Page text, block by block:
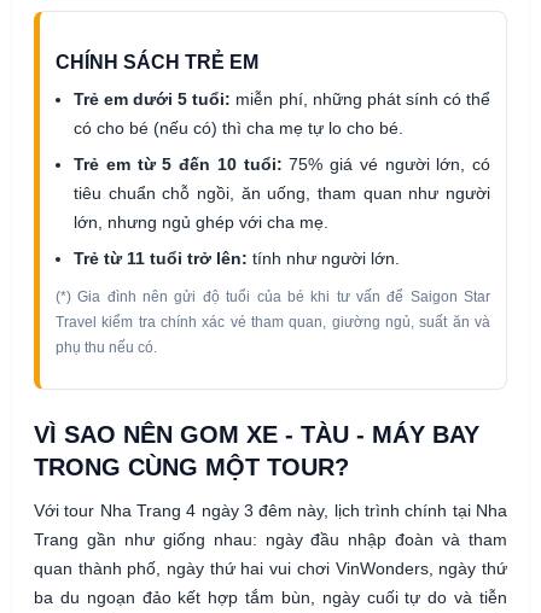
CHÍNH SÁCH TRẺ EM
Trẻ em dưới 5 tuổi: miễn phí, những phát sính có thể
có cho bé (nếu có) thì cha mẹ tự lo cho bé.
Trẻ em từ 5 đến 10 tuổi: 75% giá vé người lớn, có
tiêu chuẩn chỗ ngồi, ăn uống, tham quan như người
lớn, nhưng ngủ ghép với cha mẹ.
Trẻ từ 11 tuổi trở lên: tính như người lớn.
(*) Gia đình nên gửi độ tuổi của bé khi tư vấn để Saigon Star
Travel kiểm tra chính xác vé tham quan, giường ngủ, suất ăn và
phụ thu nếu có.
VÌ SAO NÊN GOM XE - TÀU - MÁY BAY
TRONG CÙNG MỘT TOUR?
Với tour Nha Trang 4 ngày 3 đêm này, lịch trình chính tại Nha
Trang gần như giống nhau: ngày đầu nhập đoàn và tham
quan thành phố, ngày thứ hai vui chơi VinWonders, ngày thứ
ba du ngoạn đảo kết hợp tắm bùn, ngày cuối tự do và tiễn